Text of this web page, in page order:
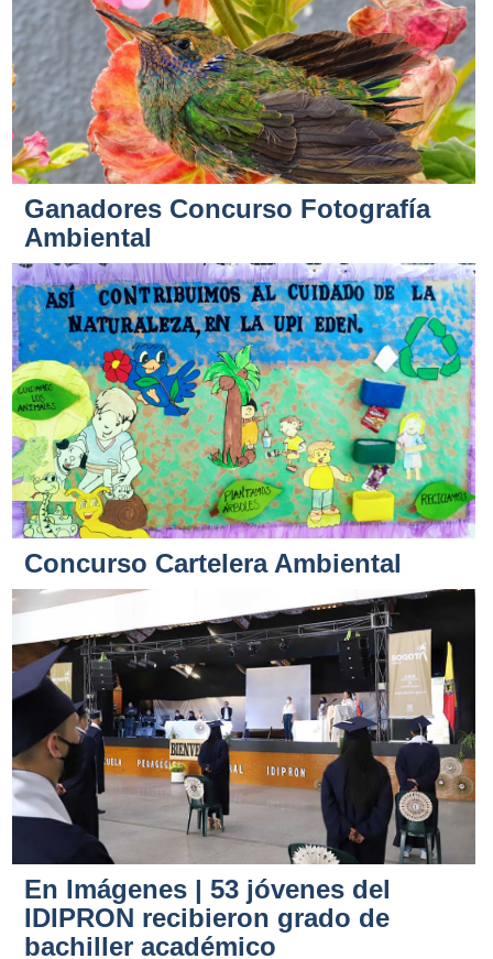
Ganadores Concurso Fotografía
Ambiental
Concurso Cartelera Ambiental
En Imágenes | 53 jóvenes del
IDIPRON recibieron grado de
bachiller académico